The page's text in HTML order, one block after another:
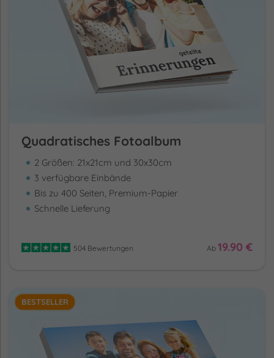
Quadratisches Fotoalbum
2 Größen: 21x21cm und 30x30cm
3 verfügbare Einbände
Bis zu 400 Seiten, Premium-Papier
Schnelle Lieferung
504 Bewertungen Ab 19.90 €
BESTSELLER